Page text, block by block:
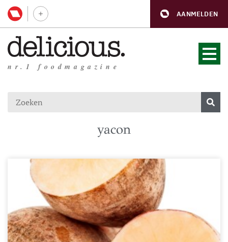
AANMELDEN
nr.1 foodmagazine
yacon